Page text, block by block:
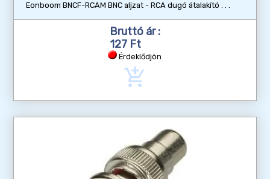
Eonboom BNCF-RCAM BNC aljzat - RCA dugó átalakító
Bruttó ár :
127 Ft
Érdeklődjön
add_shopping_cart